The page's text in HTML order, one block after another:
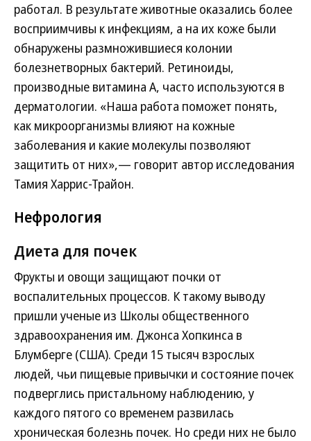
работал. В результате животные оказались более
восприимчивы к инфекциям, а на их коже были
обнаружены размножившиеся колонии
болезнетворных бактерий. Ретиноиды,
производные витамина А, часто используются в
дерматологии. «Наша работа поможет понять,
как микроорганизмы влияют на кожные
заболевания и какие молекулы позволяют
защитить от них»,— говорит автор исследования
Тамия Харрис-Трайон.
Нефрология
Диета для почек
Фрукты и овощи защищают почки от
воспалительных процессов. К такому выводу
пришли ученые из Школы общественного
здравоохранения им. Джонса Хопкинса в
Блумберге (США). Среди 15 тысяч взрослых
людей, чьи пищевые привычки и состояние почек
подверглись пристальному наблюдению, у
каждого пятого со временем развилась
хроническая болезнь почек. Но среди них не было